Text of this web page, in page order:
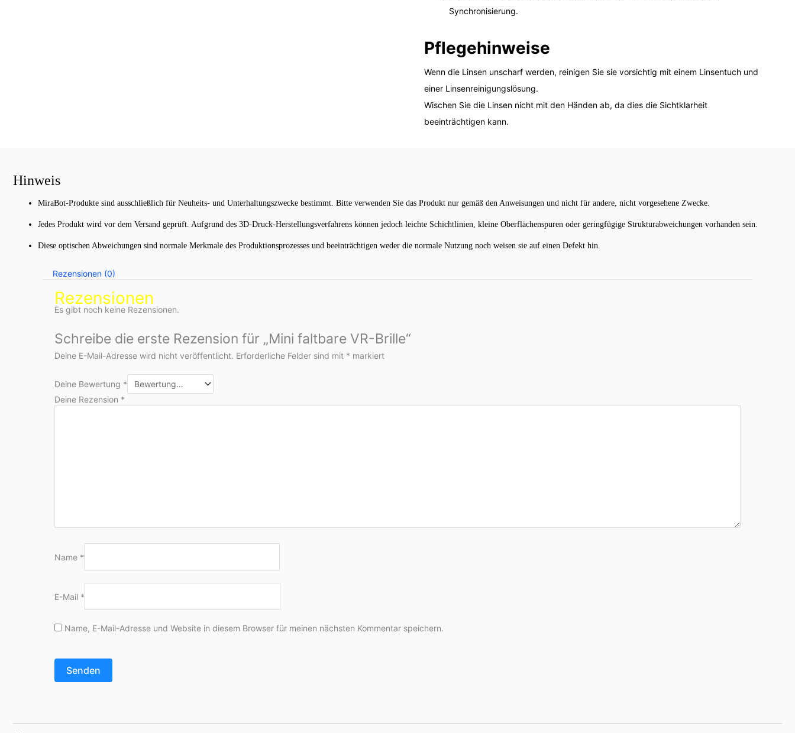
Synchronisierung.
Pflegehinweise
Wenn die Linsen unscharf werden, reinigen Sie sie vorsichtig mit einem Linsentuch und
einer Linsenreinigungslösung.
Wischen Sie die Linsen nicht mit den Händen ab, da dies die Sichtklarheit
beeinträchtigen kann.
Hinweis
MiraBot-Produkte sind ausschließlich für Neuheits- und Unterhaltungszwecke bestimmt. Bitte verwenden Sie das Produkt nur gemäß den Anweisungen und nicht für andere, nicht vorgesehene Zwecke.
Jedes Produkt wird vor dem Versand geprüft. Aufgrund des 3D-Druck-Herstellungsverfahrens können jedoch leichte Schichtlinien, kleine Oberflächenspuren oder geringfügige Strukturabweichungen vorhanden sein.
Diese optischen Abweichungen sind normale Merkmale des Produktionsprozesses und beeinträchtigen weder die normale Nutzung noch weisen sie auf einen Defekt hin.
Rezensionen (0)
Rezensionen
Es gibt noch keine Rezensionen.
Schreibe die erste Rezension für „Mini faltbare VR-Brille“
Deine E-Mail-Adresse wird nicht veröffentlicht. Erforderliche Felder sind mit * markiert
Deine Bewertung *
Deine Rezension *
Name *
E-Mail *
Name, E-Mail-Adresse und Website in diesem Browser für meinen nächsten Kommentar speichern.